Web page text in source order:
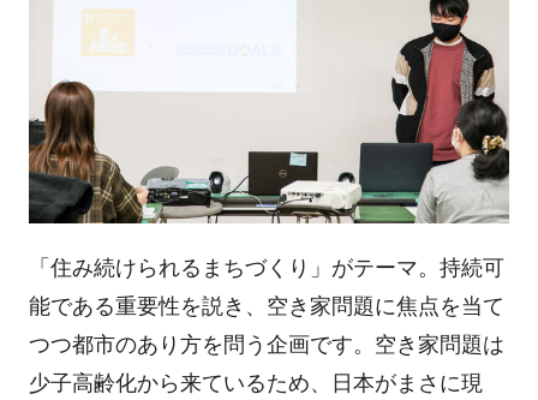
「住み続けられるまちづくり」がテーマ。持続可
能である重要性を説き、空き家問題に焦点を当て
つつ都市のあり方を問う企画です。空き家問題は
少子高齢化から来ているため、日本がまさに現